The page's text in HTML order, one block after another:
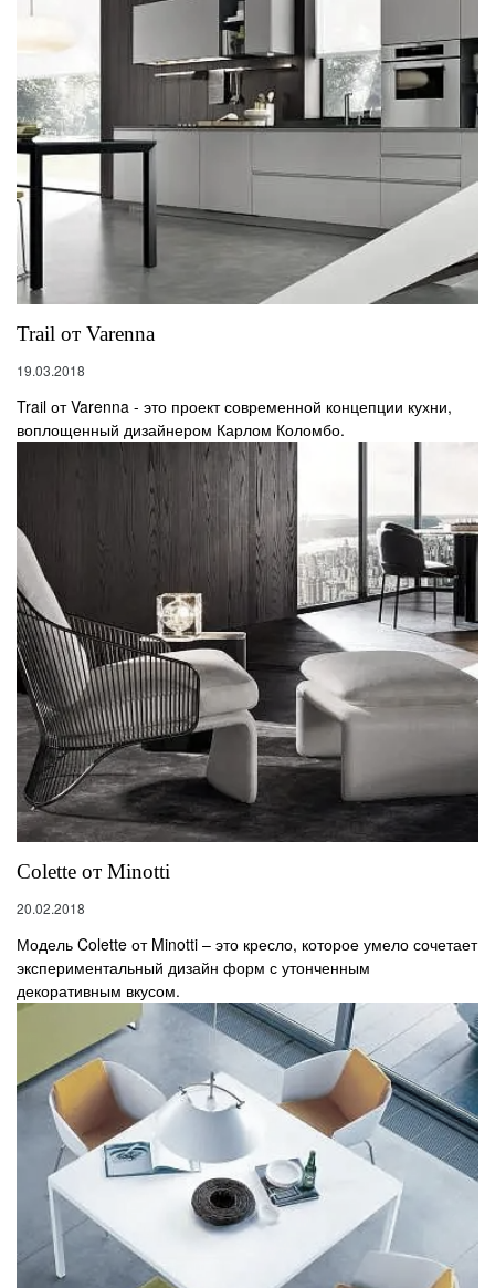
Trail от Varenna
19.03.2018
Trail от Varenna - это проект современной концепции кухни,
воплощенный дизайнером Карлом Коломбо.
Colette от Minotti
20.02.2018
Модель Colette от Minotti – это кресло, которое умело сочетает
экспериментальный дизайн форм с утонченным
декоративным вкусом.